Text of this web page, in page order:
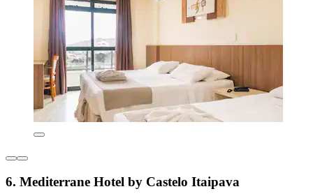
6. Mediterrane Hotel by Castelo Itaipava